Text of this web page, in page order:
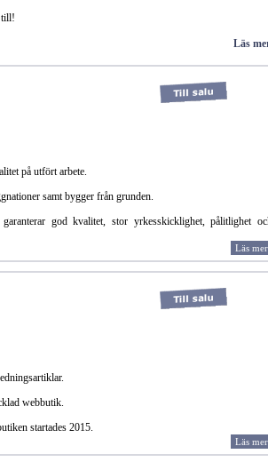
till!
Läs
på utfört arbete.
samt bygger från grunden.
god kvalitet, stor yrkesskicklighet, pålitlighet
Läs mer
webbutik.
startades 2015.
Läs mer